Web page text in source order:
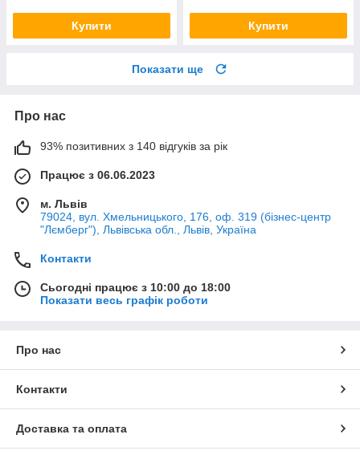
Купити Купити
Показати ще
Про нас
93% позитивних з 140 відгуків за рік
Працює з 06.06.2023
м. Львів
79024, вул. Хмельницького, 176, оф. 319 (бізнес-центр
"Лємберг"), Львівська обл., Львів, Україна
Контакти
Сьогодні працює з 10:00 до 18:00
Показати весь графік роботи
Про нас
Контакти
Доставка та оплата